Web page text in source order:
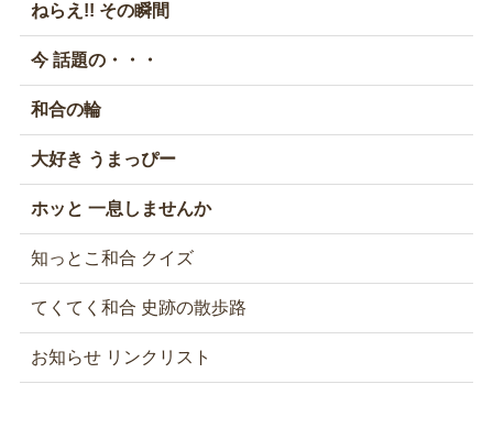
ねらえ!! その瞬間
今 話題の・・・
和合の輪
大好き うまっぴー
ホッと 一息しませんか
知っとこ和合 クイズ
てくてく和合 史跡の散歩路
お知らせ リンクリスト